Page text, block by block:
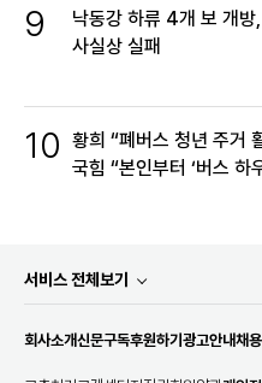
9
낙동강 하류 4개 보 개방
사실상 실패
10 황희 “폐버스 청년 주거
국힘 “본인부터 ‘버스 하
서비스 전체보기
회사소개신문구독후원하기 광고안내채용